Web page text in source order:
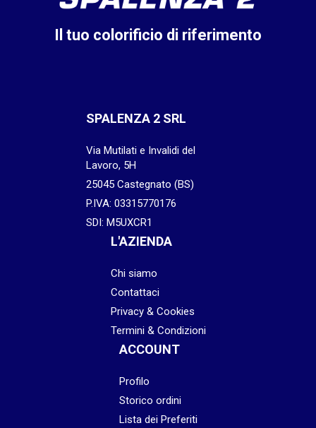
Il tuo colorificio di riferimento
SPALENZA 2 SRL
Via Mutilati e Invalidi del
Lavoro, 5H
25045 Castegnato (BS)
P.IVA: 03315770176
SDI: M5UXCR1
L'AZIENDA
Chi siamo
Contattaci
Privacy & Cookies
Termini & Condizioni
ACCOUNT
Profilo
Storico ordini
Lista dei Preferiti